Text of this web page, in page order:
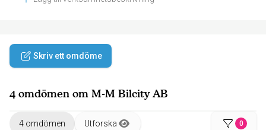
Skriv ett omdöme
4 omdömen om M-M Bilcity AB
4 omdömen Utforska 0